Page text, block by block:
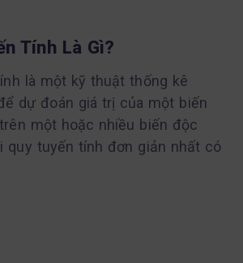
Tính Là Gì?
là một kỹ thuật thống kê
dự đoán giá trị của một biến
một hoặc nhiều biến độc
quy tuyến tính đơn giản nhất có